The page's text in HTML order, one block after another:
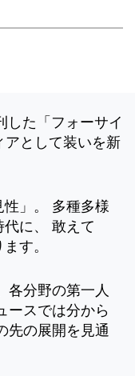
した「フォーサイ
アとして装いを新
性」。 多種多様
に、 敢えて
す。
各分野の第一人
ースでは分から
先の展開を見通